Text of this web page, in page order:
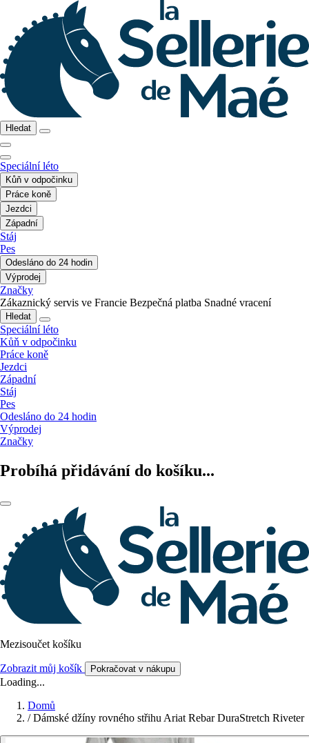
Hledat
Speciální léto
Kůň v odpočinku
Práce koně
Jezdci
Západní
Stáj
Pes
Odesláno do 24 hodin
Výprodej
Značky
Zákaznický servis ve Francie Bezpečná platba Snadné vracení
Hledat
Speciální léto
Kůň v odpočinku
Práce koně
Jezdci
Západní
Stáj
Pes
Odesláno do 24 hodin
Výprodej
Značky
Probíhá přidávání do košíku...
Mezisoučet košíku
Zobrazit můj košík Pokračovat v nákupu
Loading...
Domů
/ Dámské džíny rovného střihu Ariat Rebar DuraStretch Riveter